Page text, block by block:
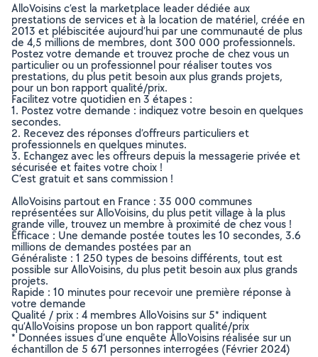
AlloVoisins c’est la marketplace leader dédiée aux
prestations de services et à la location de matériel, créée en
2013 et plébiscitée aujourd’hui par une communauté de plus
de 4,5 millions de membres, dont 300 000 professionnels.
Postez votre demande et trouvez proche de chez vous un
particulier ou un professionnel pour réaliser toutes vos
prestations, du plus petit besoin aux plus grands projets,
pour un bon rapport qualité/prix.
Facilitez votre quotidien en 3 étapes :
1. Postez votre demande : indiquez votre besoin en quelques
secondes.
2. Recevez des réponses d’offreurs particuliers et
professionnels en quelques minutes.
3. Echangez avec les offreurs depuis la messagerie privée et
sécurisée et faites votre choix !
C’est gratuit et sans commission !
AlloVoisins partout en France : 35 000 communes
représentées sur AlloVoisins, du plus petit village à la plus
grande ville, trouvez un membre à proximité de chez vous !
Efficace : Une demande postée toutes les 10 secondes, 3.6
millions de demandes postées par an
Généraliste : 1 250 types de besoins différents, tout est
possible sur AlloVoisins, du plus petit besoin aux plus grands
projets.
Rapide : 10 minutes pour recevoir une première réponse à
votre demande
Qualité / prix : 4 membres AlloVoisins sur 5* indiquent
qu’AlloVoisins propose un bon rapport qualité/prix
* Données issues d’une enquête AlloVoisins réalisée sur un
échantillon de 5 671 personnes interrogées (Février 2024)